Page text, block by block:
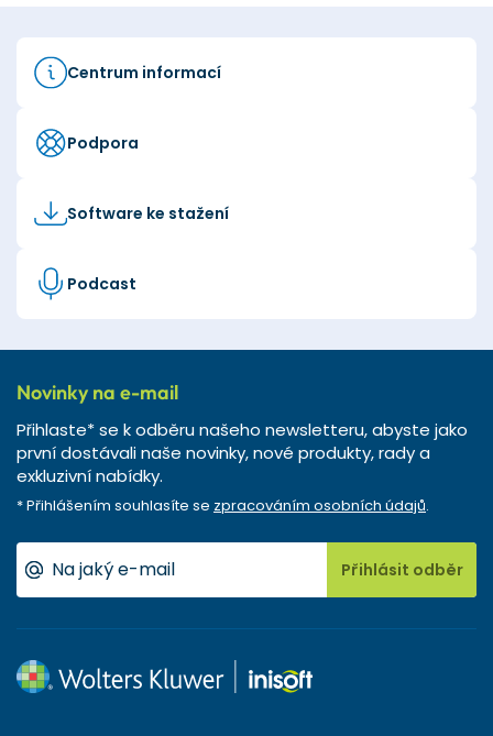
Centrum informací
Podpora
Software ke stažení
Podcast
Novinky na e-mail
Přihlaste* se k odběru našeho newsletteru, abyste jako
první dostávali naše novinky, nové produkty, rady a
exkluzivní nabídky.
* Přihlášením souhlasíte se zpracováním osobních údajů.
Přihlásit odběr